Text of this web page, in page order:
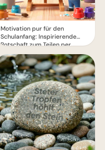
Motivation pur für den
Schulanfang: Inspirierende
Botschaft zum Teilen per
WhatsApp!